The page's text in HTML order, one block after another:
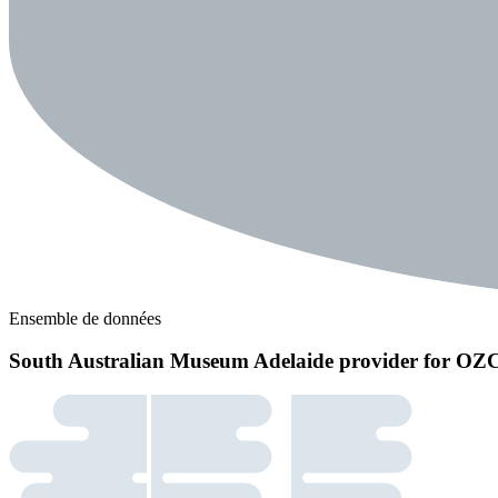
Ensemble de données
South Australian Museum Adelaide provider for